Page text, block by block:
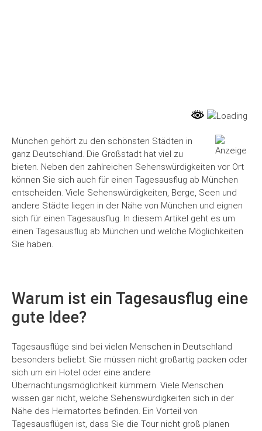
München gehört zu den schönsten Städten in
ganz Deutschland. Die Großstadt hat viel zu
bieten. Neben den zahlreichen Sehenswürdigkeiten vor Ort
können Sie sich auch für einen Tagesausflug ab München
entscheiden. Viele Sehenswürdigkeiten, Berge, Seen und
andere Städte liegen in der Nähe von München und eignen
sich für einen Tagesausflug. In diesem Artikel geht es um
einen Tagesausflug ab München und welche Möglichkeiten
Sie haben.
Warum ist ein Tagesausflug eine
gute Idee?
Tagesausflüge sind bei vielen Menschen in Deutschland
besonders beliebt. Sie müssen nicht großartig packen oder
sich um ein Hotel oder eine andere
Übernachtungsmöglichkeit kümmern. Viele Menschen
wissen gar nicht, welche Sehenswürdigkeiten sich in der
Nähe des Heimatortes befinden. Ein Vorteil von
Tagesausflügen ist, dass Sie die Tour nicht groß planen